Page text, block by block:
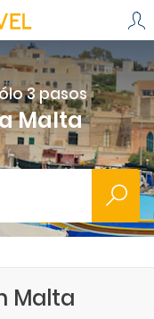
3 pasos
Malta
Malta